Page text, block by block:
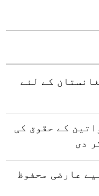
کے لئے
کے حقوق کی
دی
عارضی محفوظ